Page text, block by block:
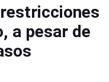
a pesar de